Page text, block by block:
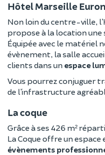
Hôtel Marseille
Non loin du centre-ville,
propose à la location une
Équipée avec le matériel
évènement, la salle
clients dans un espace
Vous pourrez conjuguer
de l’infrastructure
La coque
Grâce à ses 426 m²
La Coque offre un
évènements